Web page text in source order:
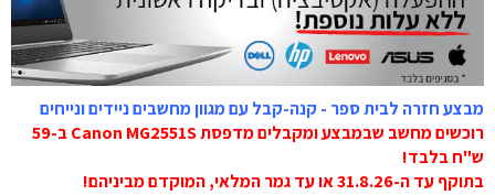
מבצע חזרה לבית ספר - קנה-קבל עם מגוון מחשבים ניידים ונייחים
רוכשים מחשב שבמבצע ומקבלים מדפסת Canon MG2551S ב-59
ש"ח בלבד!
בתוקף עד ה-31.8.26 או עד גמר המלאי, המוקדם מביניהם!